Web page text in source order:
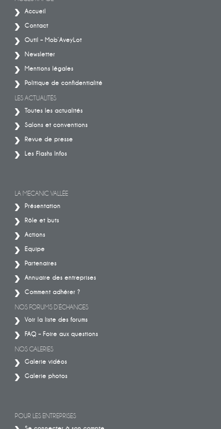
Accueil
Contact
Outil – Mob’AveyLot
Newsletter
Mentions légales
Politique de confidentialité
LES ACTUALITÉS
Toutes les actualités
Salons et conventions
Revue de presse
Les Flashs Infos
LA MECANIC VALLÉE
Présentation
Rôle et buts
Actions
Equipe
Partenaires
Annuaire des entreprises
Comment adhérer ?
NOS FORUMS D’ÉCHANGES
Voir la liste des forums
FAQ – Foire aux questions
NOS GALERIES
Galerie vidéos
Galerie photos
POUR LES ENTREPRISES